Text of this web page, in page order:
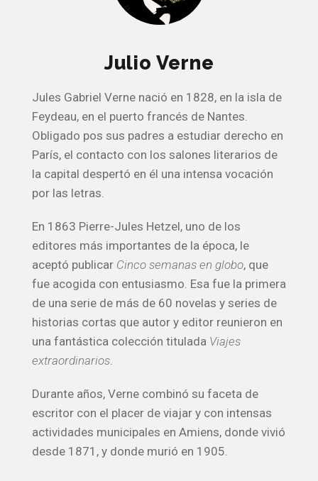
Julio Verne
Jules Gabriel Verne nació en 1828, en la isla de
Feydeau, en el puerto francés de Nantes.
Obligado pos sus padres a estudiar derecho en
París, el contacto con los salones literarios de
la capital despertó en él una intensa vocación
por las letras.
En 1863 Pierre-Jules Hetzel, uno de los
editores más importantes de la época, le
aceptó publicar Cinco semanas en globo, que
fue acogida con entusiasmo. Esa fue la primera
de una serie de más de 60 novelas y series de
historias cortas que autor y editor reunieron en
una fantástica colección titulada Viajes
extraordinarios.
Durante años, Verne combinó su faceta de
escritor con el placer de viajar y con intensas
actividades municipales en Amiens, donde vivió
desde 1871, y donde murió en 1905.